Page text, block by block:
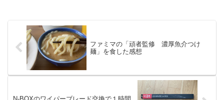
ファミマの「頑者監修 濃厚魚介つけ
麺」を食した感想